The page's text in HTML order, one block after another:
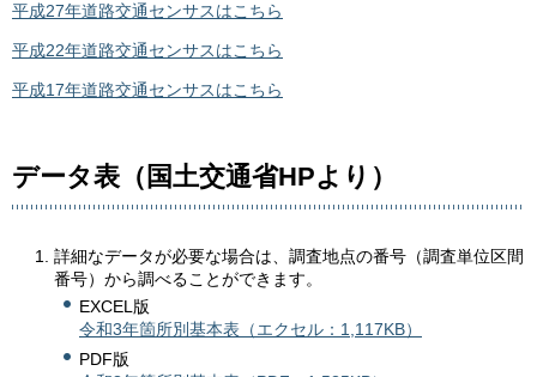
平成27年道路交通センサスはこちら
平成22年道路交通センサスはこちら
平成17年道路交通センサスはこちら
データ表（国土交通省HPより）
詳細なデータが必要な場合は、調査地点の番号（調査単位区間
番号）から調べることができます。
EXCEL版
令和3年箇所別基本表（エクセル：1,117KB）
PDF版